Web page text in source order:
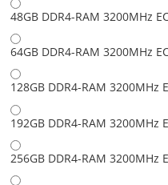
48GB DDR4-RAM 3200MHz
64GB DDR4-RAM 3200MHz
128GB DDR4-RAM 3200MHz
192GB DDR4-RAM 3200MHz
256GB DDR4-RAM 3200MHz